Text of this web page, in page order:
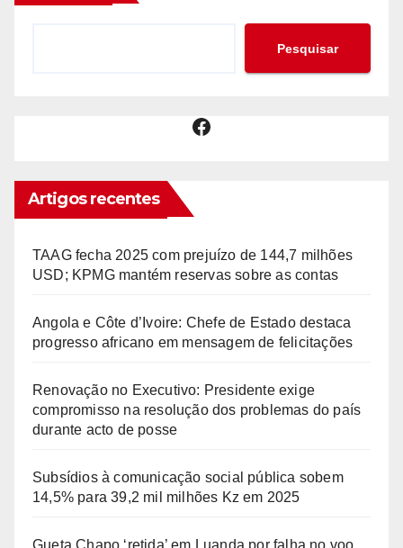
Pesquisar
Facebook
Artigos recentes
TAAG fecha 2025 com prejuízo de 144,7 milhões
USD; KPMG mantém reservas sobre as contas
Angola e Côte d’Ivoire: Chefe de Estado destaca
progresso africano em mensagem de felicitações
Renovação no Executivo: Presidente exige
compromisso na resolução dos problemas do país
durante acto de posse
Subsídios à comunicação social pública sobem
14,5% para 39,2 mil milhões Kz em 2025